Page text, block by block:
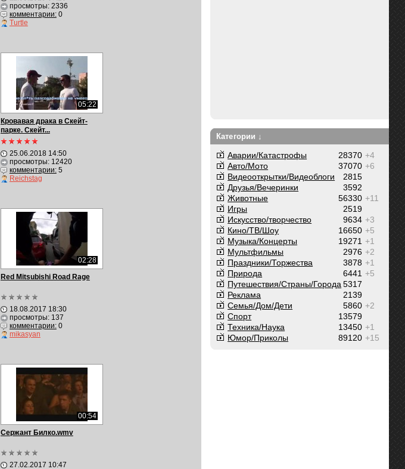
просмотры: 2336
комментарии:0
Turtle
05:22
Кровавая драка в Скейт-
парке. Скейт...
25.06.2018 14:50
просмотры: 12420
комментарии:5
Reichstag
02:28
Red Mitsubishi Road Rage
18.08.2017 18:30
просмотры: 137
комментарии:0
mikasyan
00:54
Сержант Билко.wmv
27.02.2017 10:47
Категории ↓
+4
28370
Аварии/Катастрофы
+6
37070
Авто/Мото
2815
Видеооткрытки/Видеоблоги
3592
Друзья/Вечеринки
+11
56330
Животные
2519
Игры
+3
9634
Искусство/творчество
+5
16650
Кино/ТВ/Шоу
+1
19271
Музыка/Концерты
+2
2976
Мультфильмы
+1
3878
Праздники/Торжества
+5
6441
Природа
5317
Путешествия/Cтраны/Города
2139
Реклама
+2
5860
Семья/Дом/Дети
13579
Спорт
+1
13450
Техника/Наука
+15
89120
Юмор/Приколы